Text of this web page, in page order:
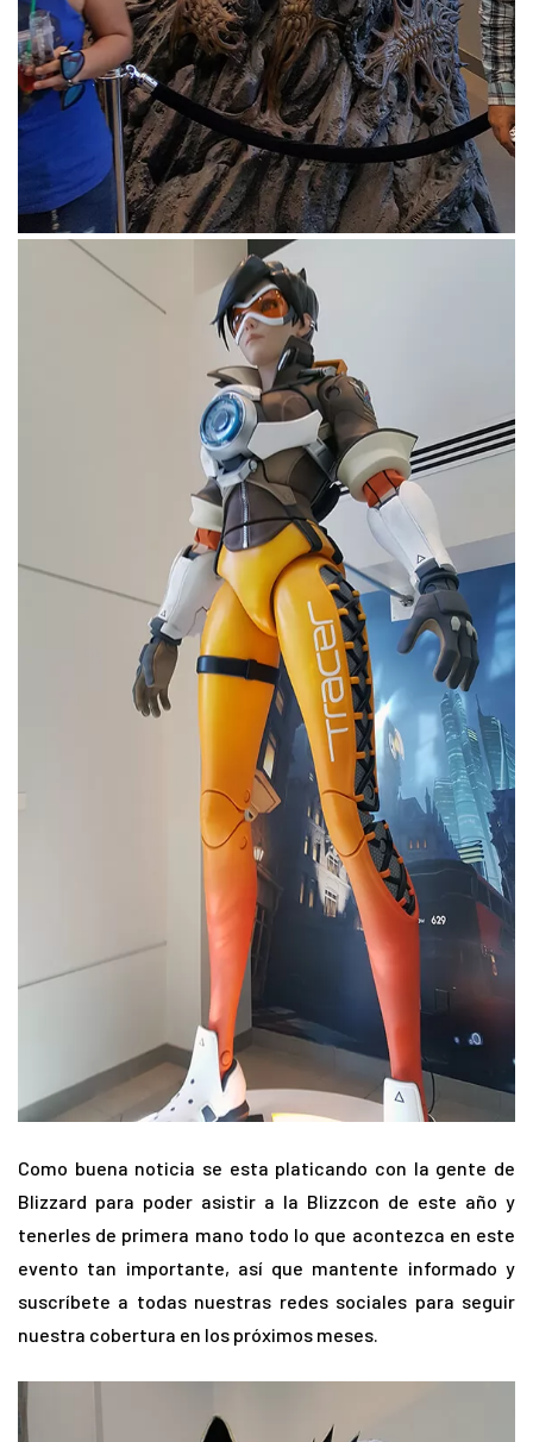
Como buena noticia se esta platicando con la gente de
Blizzard para poder asistir a la Blizzcon de este año y
tenerles de primera mano todo lo que acontezca en este
evento tan importante, así que mantente informado y
suscríbete a todas nuestras redes sociales para seguir
nuestra cobertura en los próximos meses.